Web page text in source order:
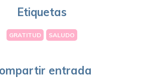
Etiquetas
GRATITUD SALUDO
entrada